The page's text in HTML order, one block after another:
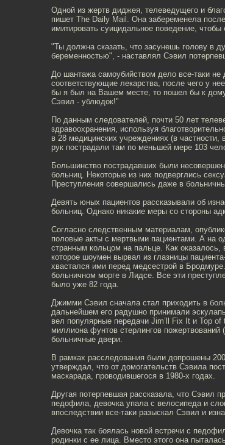
Одной из жертв диджея, телеведущего и
пишет The Daily Mail. Она забеременела
имитировать суицидальное поведение,
"Ты должна сказать, что засунешь голову в
беременностью", - наставлял Сэвил
До шантажа самоубийством дело все-таки
соответствующие лекарства, после чего у
бы я был на Вашем месте, то пошел бы к
Сэвил - ублюдок!"
По данным следователей, почти 50 лет
здравоохранения, используя
в 28 медицинских учреждениях (в
рук пострадали там по меньшей мере 103
Большинство пострадавших были
больниц. Некоторые из них подверглись
Преступления совершались даже в
Девять юных пациентов рассказывали об
больниц. Однако никакие меры со стороны
Согласно следственным материалам,
половые акты с мертвыми пациентами. А на
странным кольцом на пальце. Как оказалось,
которое шоумен вырвал из глазницы
хвастался ими перед медсестрой в
больничном морге в Лидсе. Все эти
было уже 82 года.
Джимми Сэвил сначала стал приходить в
дальнейшем его радушно принимали
вел популярные передачи Jim’ll Fix It и Top
миллиона фунтов стерлингов
больничные двери.
В рамках расследования были допрошены
утверждал, что от домогательств Сэвила
маскарада, проводившегося в 1980-х годах.
Другая потерпевшая рассказала, что Сэвил
педофила, девочка упала с велосипеда и
впоследствии все-таки разыскал Сэвил и
Девочка так боялась новой встречи с
родинки с ее лица. Вместо этого она